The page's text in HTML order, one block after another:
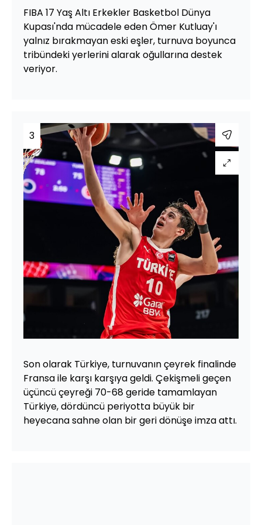
FIBA 17 Yaş Altı Erkekler Basketbol Dünya
Kupası'nda mücadele eden Ömer Kutluay'ı
yalnız bırakmayan eski eşler, turnuva boyunca
tribündeki yerlerini alarak oğullarına destek
veriyor.
3
Son olarak Türkiye, turnuvanın çeyrek finalinde
Fransa ile karşı karşıya geldi. Çekişmeli geçen
üçüncü çeyreği 70-68 geride tamamlayan
Türkiye, dördüncü periyotta büyük bir
heyecana sahne olan bir geri dönüşe imza attı.